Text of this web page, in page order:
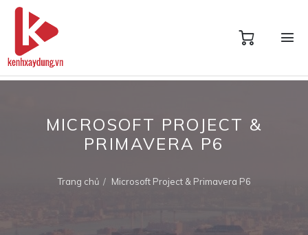
MICROSOFT PROJECT &
PRIMAVERA P6
Trang chủ Microsoft Project & Primavera P6